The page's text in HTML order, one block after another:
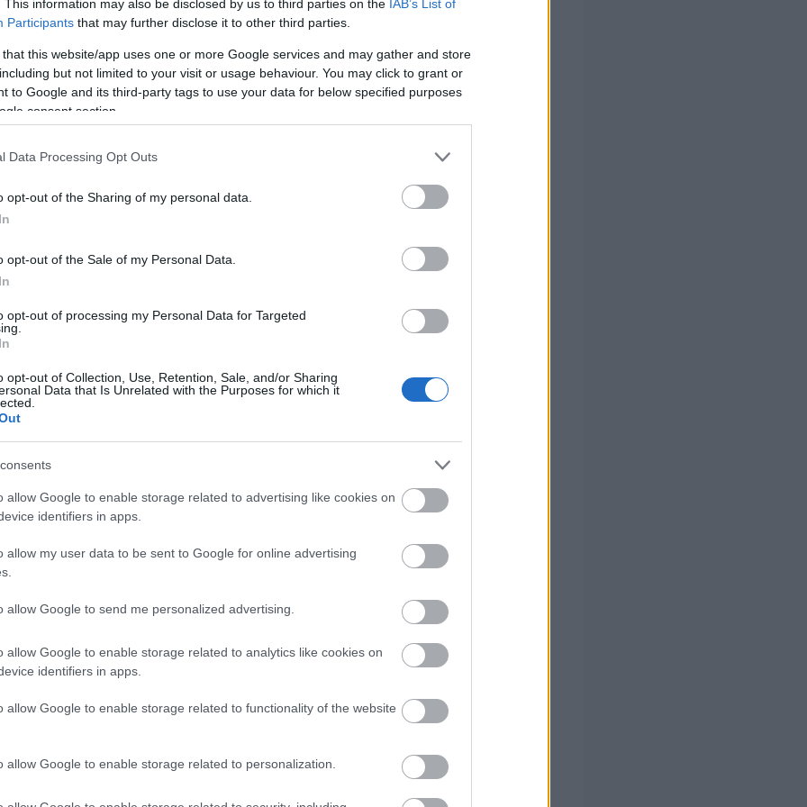
This information may also be disclosed by us to third parties on the IAB’s List of
Participants that may further disclose it to other third parties.
that this website/app uses one or more Google services and may gather and store
but not limited to your visit or usage behaviour. You may click to grant or
to Google and its third-party tags to use your data for below specified purposes
consent section.
Data Processing Opt Outs
opt-out of the Sharing of my personal data.
opt-out of the Sale of my Personal Data.
opt-out of processing my Personal Data for Targeted
opt-out of Collection, Use, Retention, Sale, and/or Sharing
Data that Is Unrelated with the Purposes for which it
allow Google to enable storage related to advertising like cookies on
identifiers in apps.
allow my user data to be sent to Google for online advertising
allow Google to send me personalized advertising.
allow Google to enable storage related to analytics like cookies on
identifiers in apps.
allow Google to enable storage related to functionality of the website
allow Google to enable storage related to personalization.
στα σχολικά κτήρια τείνουν να γίνουν και
καταγράψει -με χρονολογική σειρά- τα εξής περιστατικά:
2025 εξερράγη σωλήνας καλοριφέρ το
Δημοτικό Σχολείο
2025 «έβρεξε» κεραμίδια στο2ο Δημοτικό Σχολείο Μοιρών
Κρήτης
2025 «έβρεξε» σοβάδες στο 1ο Δημοτικό Σχολείο Περιστερίου
2025 το6ο Δημοτικό Σχολείο Κορυδαλλού ξαναπλημμύρισε
σάπιοι και όταν βρέχει, το νερό φτάνει μέχρι και στον κεντρικό
πίνακα, με κίνδυνο ηλεκτροπληξίας για όσους βρίσκονται στο
2025 έγινε γνωστό ότι έπεσανσοβάδες στο ΕΠΑΛ Σπάρτης με
τραυματιστεί ένας εκπαιδευτικός.
Σχολείο Υμηττού.
έγινε γνωστό ότι έπεσε τμήμα οροφής στο 2ο ΕΠΑΛ Ρόδου.
αποκολλήθηκε τμήμα μπαλκονιού από παρακείμενη πολυκατοικία